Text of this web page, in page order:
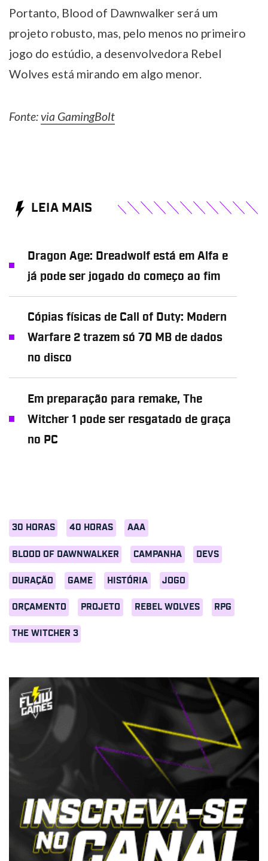
Portanto, Blood of Dawnwalker será um
projeto robusto, mas, pelo menos no primeiro
jogo do estúdio, a desenvolvedora Rebel
Wolves está mirando em algo menor.
Fonte:via GamingBolt
30 HORAS 40 HORAS AAA
BLOOD OF DAWNWALKER CAMPANHA DEVS
DURAÇÃO GAME HISTÓRIA JOGO
ORÇAMENTO PROJETO REBEL WOLVES RPG
THE WITCHER 3
LEIA MAIS
Dragon Age: Dreadwolf está em Alfa e
já pode ser jogado do começo ao fim
Cópias físicas de Call of Duty: Modern
Warfare 2 trazem só 70 MB de dados
no disco
Em preparação para remake, The
Witcher 1 pode ser resgatado de graça
no PC